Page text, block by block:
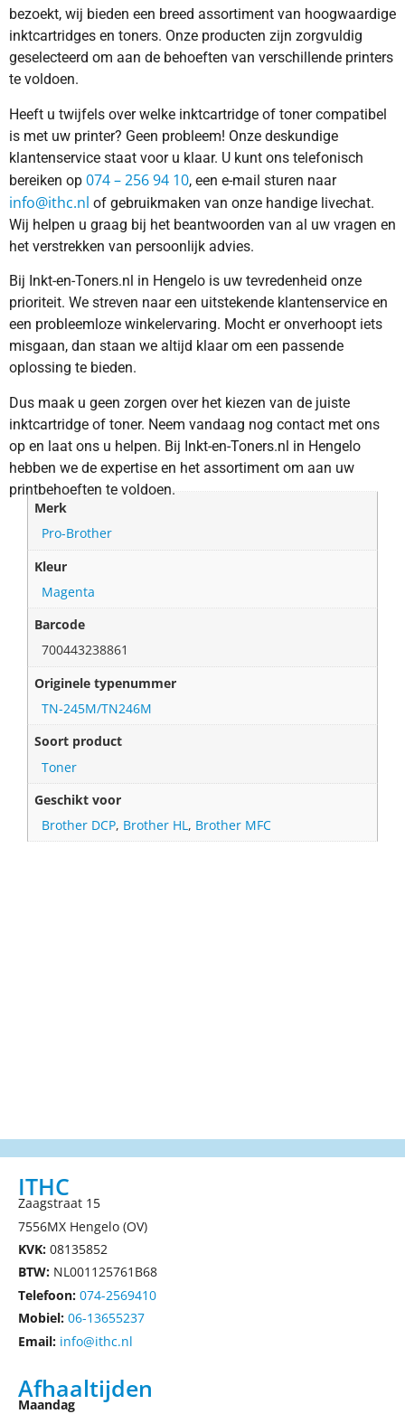
bezoekt, wij bieden een breed assortiment van hoogwaardige
inktcartridges en toners. Onze producten zijn zorgvuldig
geselecteerd om aan de behoeften van verschillende printers
te voldoen.
Heeft u twijfels over welke inktcartridge of toner compatibel
is met uw printer? Geen probleem! Onze deskundige
klantenservice staat voor u klaar. U kunt ons telefonisch
bereiken op 074 – 256 94 10, een e-mail sturen naar
info@ithc.nl of gebruikmaken van onze handige livechat.
Wij helpen u graag bij het beantwoorden van al uw vragen en
het verstrekken van persoonlijk advies.
Bij Inkt-en-Toners.nl in Hengelo is uw tevredenheid onze
prioriteit. We streven naar een uitstekende klantenservice en
een probleemloze winkelervaring. Mocht er onverhoopt iets
misgaan, dan staan we altijd klaar om een passende
oplossing te bieden.
Dus maak u geen zorgen over het kiezen van de juiste
inktcartridge of toner. Neem vandaag nog contact met ons
op en laat ons u helpen. Bij Inkt-en-Toners.nl in Hengelo
hebben we de expertise en het assortiment om aan uw
printbehoeften te voldoen.
Merk
Pro-Brother
Kleur
Magenta
Barcode
700443238861
Originele typenummer
TN-245M/TN246M
Soort product
Toner
Geschikt voor
Brother DCP, Brother HL, Brother MFC
ITHC
Zaagstraat 15
7556MX Hengelo (OV)
KVK: 08135852
BTW: NL001125761B68
Telefoon: 074-2569410
Mobiel: 06-13655237
Email: info@ithc.nl
Afhaaltijden
Maandag